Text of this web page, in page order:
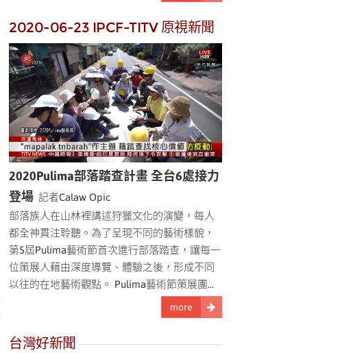
2020-06-23 IPCF-TITV 原視新聞
2020Pulima部落踏查計畫 全台6處接力
登場 記者Calaw Opic
部落族人在山林裡講述狩獵文化的演變，每人
都全神貫注聆聽。為了呈現不同的藝術樣貌，
第5屆Pulima藝術節首次進行部落踏查，讓每一
位策展人藉由深度導覽、體驗之後，形成不同
以往的在地藝術觀點。 Pulima藝術節策展團...
more
台灣好新聞